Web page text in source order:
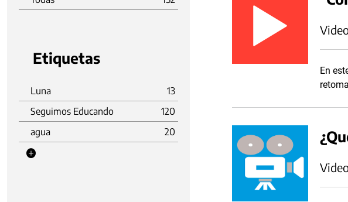
Etiquetas
Luna
13
Seguimos Educando
120
agua
20
En